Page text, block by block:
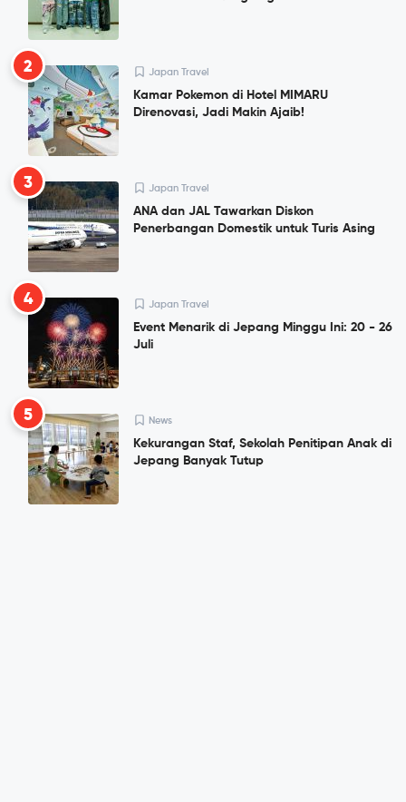
2 Japan Travel
Kamar Pokemon di Hotel MIMARU
Direnovasi, Jadi Makin Ajaib!
3 Japan Travel
ANA dan JAL Tawarkan Diskon
Penerbangan Domestik untuk Turis Asing
4 Japan Travel
Event Menarik di Jepang Minggu Ini: 20 - 26
Juli
5 News
Kekurangan Staf, Sekolah Penitipan Anak di
Jepang Banyak Tutup